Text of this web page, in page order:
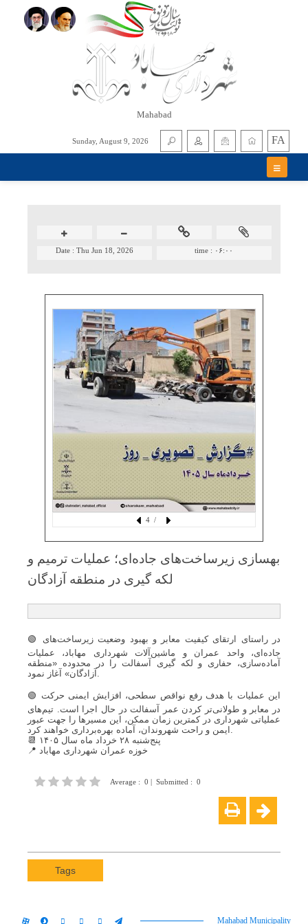
Mahabad
Sunday, August 9, 2026 FA
time : ۰۶:۰۰ Date : Thu Jun 18, 2026
/ 4
بهسازی زیرساخت‌های جاده‌ای؛ عملیات ترمیم و
لكه گیری در منطقه آزادگان
🟢 در راستای ارتقای کیفیت معابر و بهبود وضعیت زیرساخت‌های
جاده‌ای، واحد عمران و ماشین‌آلات شهرداری مهاباد، عملیات
آماده‌سازی، حفاری و لکه گیری آسفالت را در محدوده «منطقه
آزادگان» آغاز نمود.
🟢 این عملیات با هدف رفع نواقص سطحی، افزایش ایمنی حرکت
در معابر و طولانی‌تر کردن عمر آسفالت در حال اجرا است. تیم‌های
عملیاتی شهرداری در کمترین زمان ممکن، این مسیرها را جهت عبور
ایمن و راحت شهروندان، آماده بهره‌برداری خواهند کرد.
📆 پنج‌شنبه ۲۸ خرداد ماه سال ۱۴۰۵
📍 خوزه عمران شهرداری مهاباد
Average : 0 Submitted : 0
Tags
Mahabad Municipality